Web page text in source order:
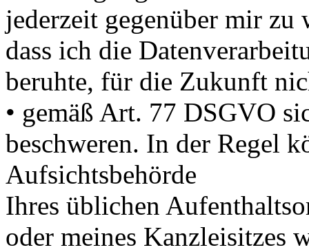
jederzeit gegenüber mir
dass ich die
beruhte, für die Zukunft
• gemäß Art. 77 DSGVO
beschweren. In der Regel
Aufsichtsbehörde
Ihres üblichen
oder meines Kanzleisitzes